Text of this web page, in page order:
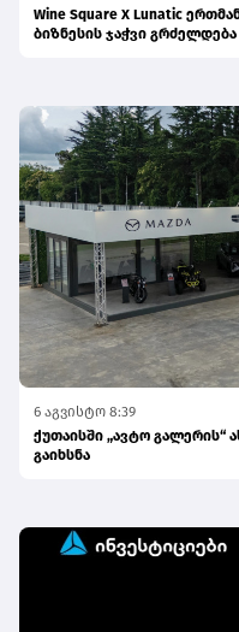
Wine Square X Lunatic
ბიზნესის ჯაჭვი გრძელდება
6 აგვისტო 8:39
ქუთაისში „ავტო
გაიხსნა